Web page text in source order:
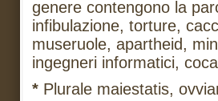
genere contengono la
infibulazione, torture,
museruole, apartheid,
ingegneri informatici,
* Plurale maiestatis,